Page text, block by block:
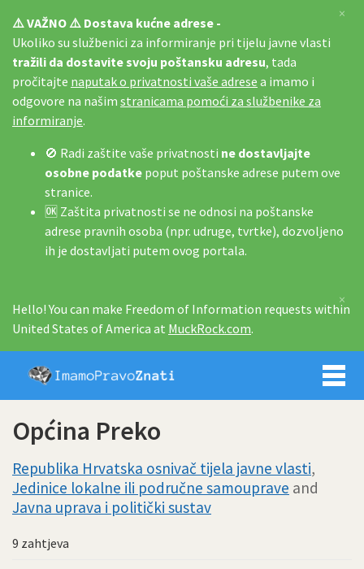
⚠️ VAŽNO ⚠️ Dostava kućne adrese -
Ukoliko su službenici za informiranje pri tijelu javne vlasti
tražili da dostavite svoju poštansku adresu, tada
pročitajte naputak o privatnosti vaše adrese a imamo i
odgovore na našim stranicama pomoći za službenike za
informiranje.
🚫 Radi zaštite vaše privatnosti ne dostavljajte
osobne podatke poput poštanske adrese putem ove
stranice.
🆗 Zaštita privatnosti se ne odnosi na poštanske
adrese pravnih osoba (npr. udruge, tvrtke), dozvoljeno
ih je dostavljati putem ovog portala.
×
Hello! You can make Freedom of Information requests within
United States of America at MuckRock.com.
×
Imamo
Općina Preko
Republika Hrvatska osnivač tijela javne vlasti,
Jedinice lokalne ili područne samouprave and
Javna uprava i politički sustav
9 zahtjeva